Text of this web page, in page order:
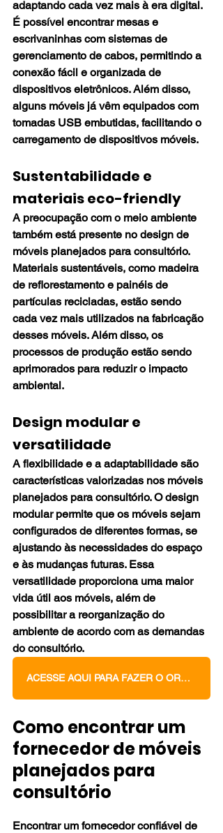
adaptando cada vez mais à era digital.
É possível encontrar mesas e
escrivaninhas com sistemas de
gerenciamento de cabos, permitindo a
conexão fácil e organizada de
dispositivos eletrônicos. Além disso,
alguns móveis já vêm equipados com
tomadas USB embutidas, facilitando o
carregamento de dispositivos móveis.
Sustentabilidade e
materiais eco-friendly
A preocupação com o meio ambiente
também está presente no design de
móveis planejados para consultório.
Materiais sustentáveis, como madeira
de reflorestamento e painéis de
partículas recicladas, estão sendo
cada vez mais utilizados na fabricação
desses móveis. Além disso, os
processos de produção estão sendo
aprimorados para reduzir o impacto
ambiental.
Design modular e
versatilidade
A flexibilidade e a adaptabilidade são
características valorizadas nos móveis
planejados para consultório. O design
modular permite que os móveis sejam
configurados de diferentes formas, se
ajustando às necessidades do espaço
e às mudanças futuras. Essa
versatilidade proporciona uma maior
vida útil aos móveis, além de
possibilitar a reorganização do
ambiente de acordo com as demandas
do consultório.
ACESSE AQUI PARA FAZER O ORÇAMENTO DOS SEUS MÓVEIS PLANEJADOS
Como encontrar um
fornecedor de móveis
planejados para
consultório
Encontrar um fornecedor confiável de